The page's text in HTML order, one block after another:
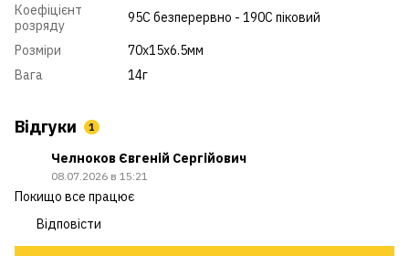
Коефіцієнт
розряду
95С безперервно - 190С піковий
Розміри
70x15x6.5мм
Вага
14г
Відгуки 1
Челноков Євгеній Сергійович
08.07.2026 в 15:21
Покищо все працює
Відповісти